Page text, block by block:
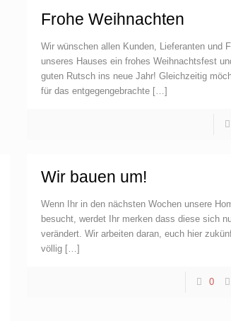
Frohe Weihnachten
Wir wünschen allen Kunden, Lieferanten und
unseres Hauses ein frohes Weihnachtsfest
guten Rutsch ins neue Jahr! Gleichzeitig
für das entgegengebrachte […]
Wir bauen um!
Wenn Ihr in den nächsten Wochen unsere
besucht, werdet Ihr merken dass diese sich
verändert. Wir arbeiten daran, euch hier
völlig […]
0